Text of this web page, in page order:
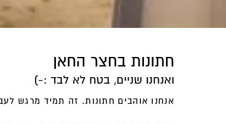
חתונות בחצר החאן
ואנחנו שניים, בטח לא לבד :-)
אנחנו אוהבים חתונות. זה תמיד מרגש